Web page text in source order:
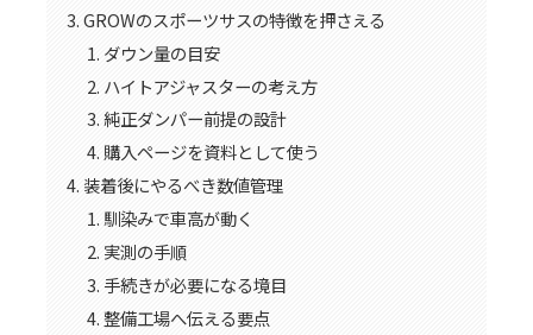
GROWのスポーツサスの特徴を押さえる
ダウン量の目安
ハイトアジャスターの考え方
純正ダンパー前提の設計
購入ページを資料として使う
装着後にやるべき数値管理
馴染みで車高が動く
実測の手順
手続きが必要になる境目
整備工場へ伝える要点